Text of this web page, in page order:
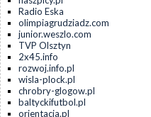
Radio Eska
olimpiagrudziadz.com
junior.weszlo.com
TVP Olsztyn
2x45.info
rozwoj.info.pl
wisla-plock.pl
chrobry-glogow.pl
baltyckifutbol.pl
orientacja.pl